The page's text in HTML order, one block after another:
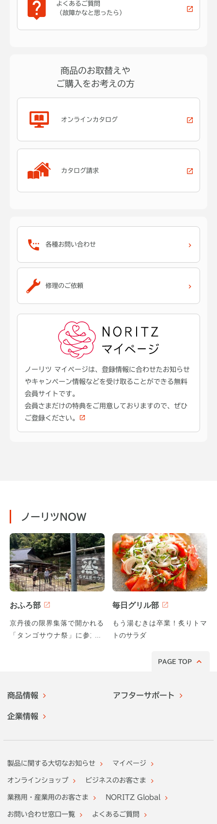
よくあるご質問
（故障かなと思ったら）
商品のお取替えや
ご購入をお考えの方
オンラインカタログ
カタログ請求
各種お問い合わせ
修理のご依頼
ノーリツ マイページは、登録情報に合わせたお知らせ
やキャンペーン情報などを受け取ることができる無料
会員サイトです。
会員さまだけの特典をご用意しておりますので、ぜひ
ご登録ください。
ノーリツNOW
おふろ部
京丹後の限界集落で開かれる
「タンゴサウナ祭」に参加し
毎日グリル部
もう湯むきは卒業！炙りトマ
トのサラダ
PAGE TOP
商品情報 アフターサポート
企業情報
製品に関する大切なお知らせ マイページ
オンラインショップ ビジネスのお客さま
業務用・産業用のお客さま NORITZ Global
お問い合わせ窓口一覧 よくあるご質問